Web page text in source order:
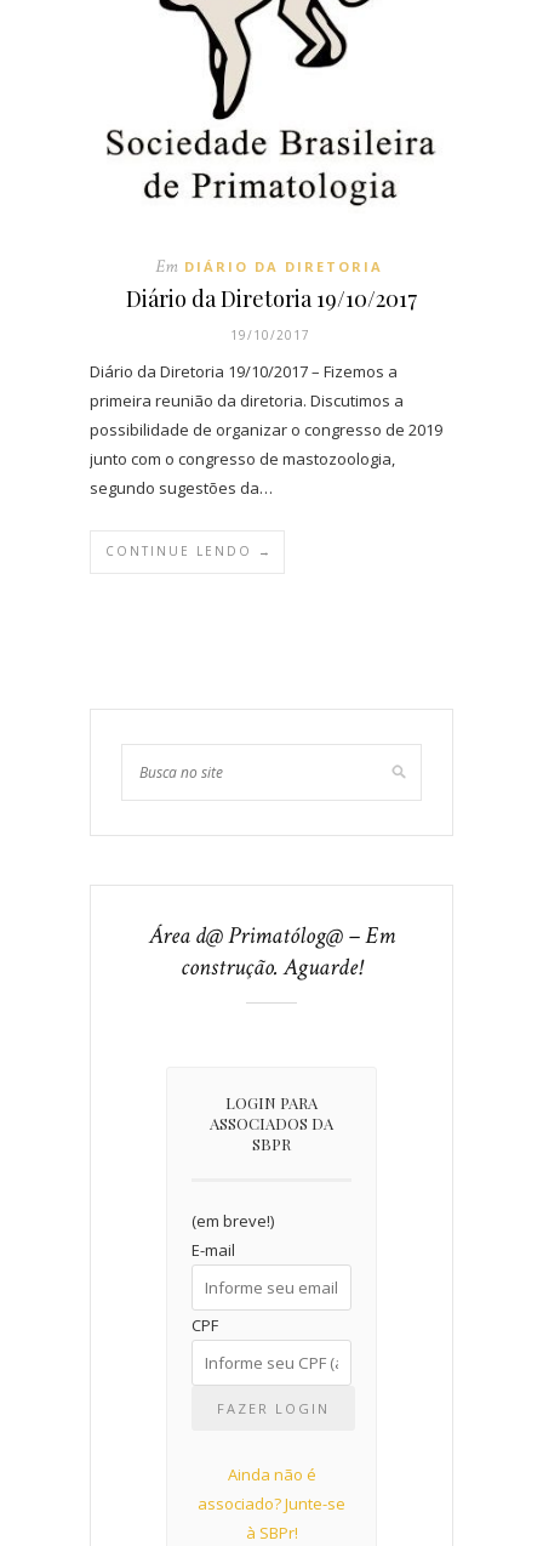
Em DIÁRIO DA DIRETORIA
Diário da Diretoria 19/10/2017
19/10/2017
Diário da Diretoria 19/10/2017 – Fizemos a
primeira reunião da diretoria. Discutimos a
possibilidade de organizar o congresso de 2019
junto com o congresso de mastozoologia,
segundo sugestões da…
CONTINUE LENDO →
Área d@ Primatólog@ – Em
construção. Aguarde!
LOGIN PARA
ASSOCIADOS DA
SBPR
(em breve!)
E-mail
CPF
Ainda não é
associado? Junte-se
à SBPr!